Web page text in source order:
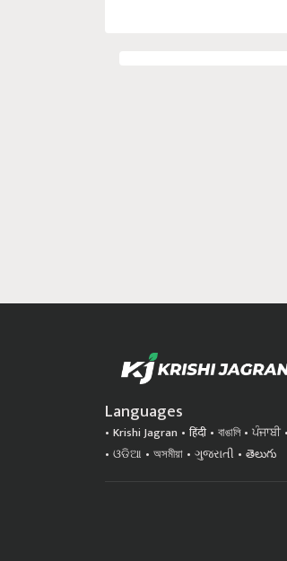
Languages
Krishi Jagran हिंदी বাঙালি ਪੰਜਾਬੀ
ଓଡିଆ
অসমীয়া ગુજરાતી తెలుగు